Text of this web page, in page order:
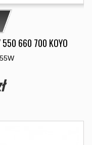
550 660 700 KOYO